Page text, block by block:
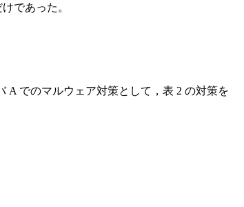
であった。
A でのマルウェア対策として，表 2 の対策を